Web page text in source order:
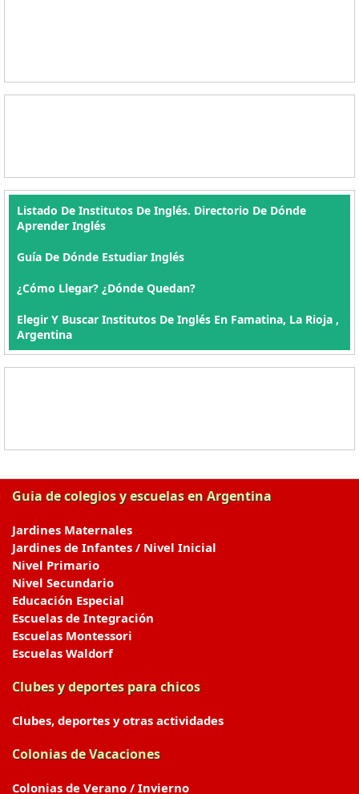
Listado De Institutos De Inglés. Directorio De Dónde
Aprender Inglés
Guía De Dónde Estudiar Inglés
¿Cómo Llegar? ¿Dónde Quedan?
Elegir Y Buscar Institutos De Inglés En Famatina, La Rioja ,
Argentina
Guia de colegios y escuelas en Argentina
Jardines Maternales
Jardines de Infantes / Nivel Inicial
Nivel Primario
Nivel Secundario
Educación Especial
Escuelas de Integración
Escuelas Montessori
Escuelas Waldorf
Clubes y deportes para chicos
Clubes, deportes y otras actividades
Colonias de Vacaciones
Colonias de Verano / Invierno